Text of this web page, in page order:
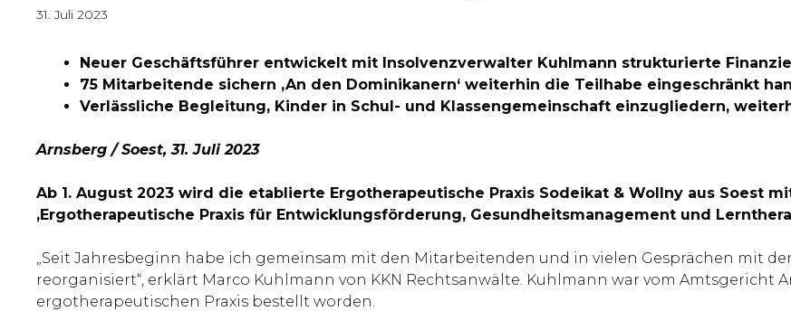
31. Juli 2023
Neuer Geschäftsführer entwickelt mit Insolvenzverwalter Kuhlmann strukturierte
75 Mitarbeitende sichern ‚An den Dominikanern‘ weiterhin die Teilhabe eingeschränkt
Verlässliche Begleitung, Kinder in Schul- und Klassengemeinschaft einzugliedern,
Arnsberg / Soest, 31. Juli 2023
Ab 1. August 2023 wird die etablierte Ergotherapeutische Praxis Sodeikat & Wollny aus Soest
‚Ergotherapeutische Praxis für Entwicklungsförderung, Gesundheitsmanagement und
„Seit Jahresbeginn habe ich gemeinsam mit den Mitarbeitenden und in vielen Gesprächen mit
reorganisiert“, erklärt Marco Kuhlmann von KKN Rechtsanwälte. Kuhlmann war vom Amtsgericht
ergotherapeutischen Praxis bestellt worden.